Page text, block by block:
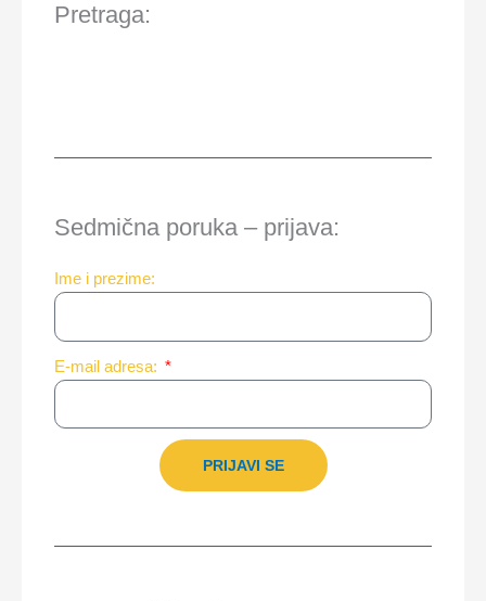
Pretraga:
Sedmična poruka – prijava:
Ime i prezime:
E-mail adresa:
PRIJAVI SE